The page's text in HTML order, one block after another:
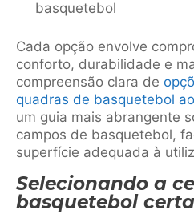
basquetebol
Cada opção envolve
conforto, durabilidade e
compreensão clara de
quadras de basquetebol
um guia mais abrangente
campos de basquetebol,
superfície adequada à
Selecionando a
basquetebol certa